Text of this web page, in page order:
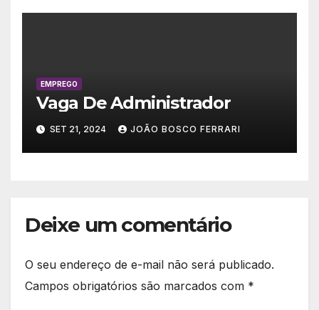
EMPREGO
Vaga De Administrador
SET 21, 2024 JOÃO BOSCO FERRARI
Deixe um comentário
O seu endereço de e-mail não será publicado.
Campos obrigatórios são marcados com *